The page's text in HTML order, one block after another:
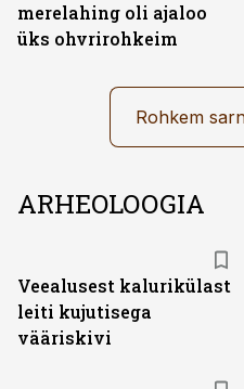
merelahing oli ajaloo
üks ohvrirohkeim
Rohkem
ARHEOLOOGIA
Veealusest kalurikülast
leiti kujutisega
vääriskivi